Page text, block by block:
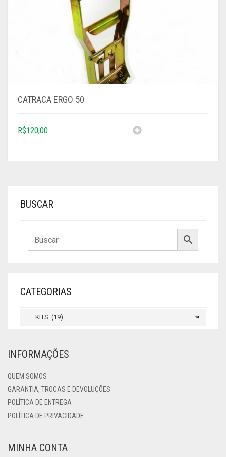
CATRACA ERGO 50
R$120,00
BUSCAR
CATEGORIAS
×
KITS (19)
INFORMAÇÕES
QUEM SOMOS
GARANTIA, TROCAS E DEVOLUÇÕES
POLÍTICA DE ENTREGA
POLÍTICA DE PRIVACIDADE
MINHA CONTA